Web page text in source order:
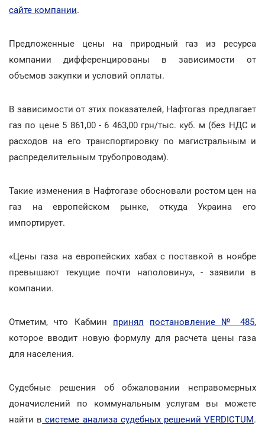
сайте компании.
Предложенные цены на природный газ из ресурса
компании дифференцированы в зависимости от
объемов закупки и условий оплаты.
В зависимости от этих показателей, Нафтогаз предлагает
газ по цене 5 861,00 - 6 463,00 грн/тыс. куб. м (без НДС и
расходов на его транспортировку по магистральным и
распределительным трубопроводам).
Такие изменения в Нафтогазе обосновали ростом цен на
газ на европейском рынке, откуда Украина его
импортирует.
«Цены газа на европейских хабах с поставкой в ноябре
превышают текущие почти наполовину», - заявили в
компании.
Отметим, что Кабмин принял постановление № 485,
которое вводит новую формулу для расчета цены газа
для населения.
Судебные решения об обжаловании неправомерных
доначислений по коммунальным услугам вы можете
найти в системе анализа судебных решений VERDICTUM.